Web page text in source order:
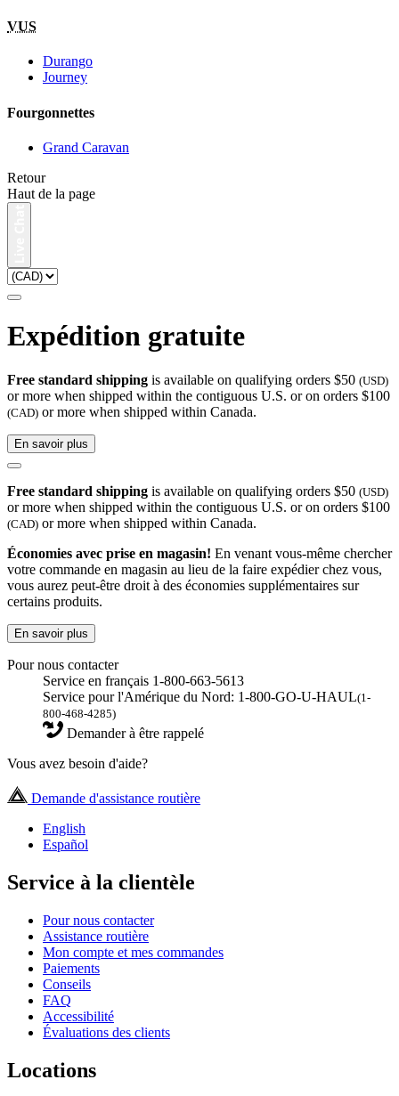
VUS
Durango
Journey
Fourgonnettes
Grand Caravan
Retour
Haut de la page
Expédition gratuite
Free standard shipping is available on qualifying orders $50 (USD)
or more when shipped within the contiguous U.S. or on orders $100
(CAD) or more when shipped within Canada.
En savoir plus
Free standard shipping is available on qualifying orders $50 (USD)
or more when shipped within the contiguous U.S. or on orders $100
(CAD) or more when shipped within Canada.
Économies avec prise en magasin! En venant vous-même chercher
votre commande en magasin au lieu de la faire expédier chez vous,
vous aurez peut-être droit à des économies supplémentaires sur
certains produits.
En savoir plus
Pour nous contacter
Service en français 1-800-663-5613
Service pour l'Amérique du Nord: 1-800-GO-U-HAUL(1-
800-468-4285)
Demander à être rappelé
Vous avez besoin d'aide?
Demande d'assistance routière
English
Español
Service à la clientèle
Pour nous contacter
Assistance routière
Mon compte et mes commandes
Paiements
Conseils
FAQ
Accessibilité
Évaluations des clients
Locations